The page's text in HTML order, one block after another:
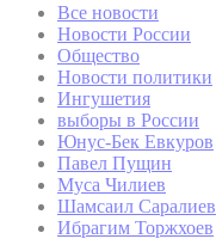
Все новости
Новости России
Общество
Новости политики
Ингушетия
выборы в России
Юнус-Бек Евкуров
Павел Пущин
Муса Чилиев
Шамсаил Саралиев
Ибрагим Торжхоев